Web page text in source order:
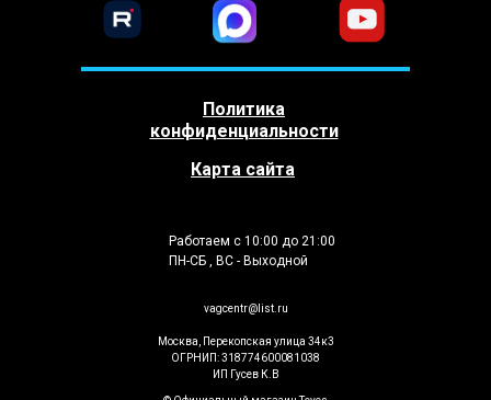
Москва, Перекопская улица 34к3
ОГРНИП: 318774600081038
ИП Гусев К.В
vagcentr@list.ru
Работаем с 10:00 до 21:00
ПН-СБ , ВС - Выходной
Политика
конфиденциальности
Карта сайта